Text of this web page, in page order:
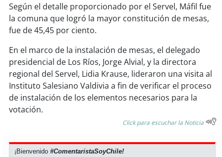
sancarlos
soytalcahuano
soyconcepción
soycoronel
Según el detalle proporcionado por el Servel, Máfil fue
la comuna que logró la mayor constitución de mesas,
fue de 45,45 por ciento.
En el marco de la instalación de mesas, el delegado
presidencial de Los Ríos, Jorge Alvial, y la directora
regional del Servel, Lidia Krause, lideraron una visita al
Instituto Salesiano Valdivia a fin de verificar el proceso
de instalación de los elementos necesarios para la
votación.
Click para escuchar la Noticia
¡Bienvenido#ComentaristaSoyChile!